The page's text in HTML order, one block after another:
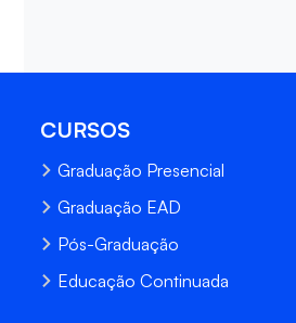
CURSOS
Graduação Presencial
Graduação EAD
Pós-Graduação
Educação Continuada